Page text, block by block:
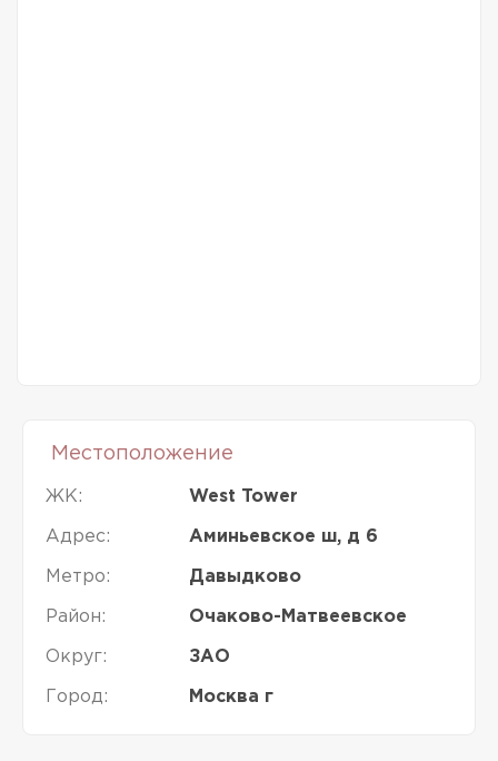
Местоположение
ЖК: West Tower
Адрес: Аминьевское ш, д 6
Метро: Давыдково
Район: Очаково-Матвеевское
Округ: ЗАО
Город: Москва г